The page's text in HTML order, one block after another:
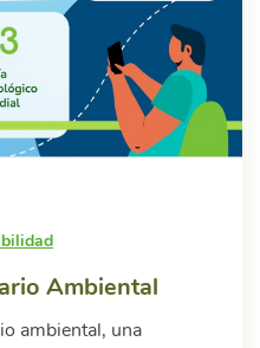
Ambiental
ambiental, una